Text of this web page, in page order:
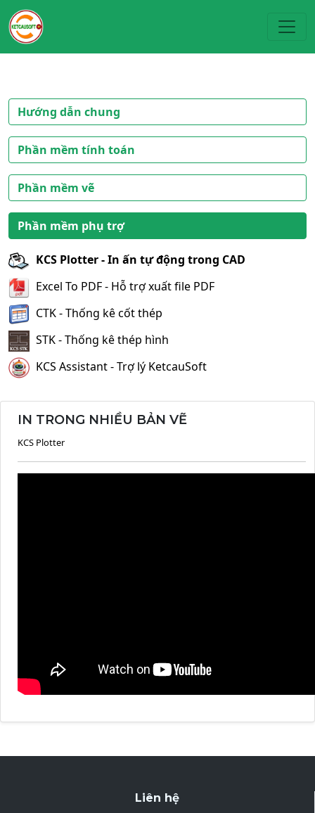
Hướng dẫn chung
Phần mềm tính toán
Phần mềm vẽ
Phần mềm phụ trợ
KCS Plotter - In ấn tự động trong CAD
Excel To PDF - Hỗ trợ xuất file PDF
CTK - Thống kê cốt thép
STK - Thống kê thép hình
KCS Assistant - Trợ lý KetcauSoft
IN TRONG NHIỀU BẢN VẼ
KCS Plotter
Liên hệ